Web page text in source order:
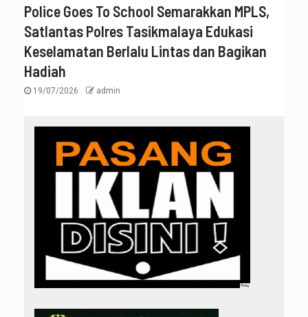
Police Goes To School Semarakkan MPLS,
Satlantas Polres Tasikmalaya Edukasi
Keselamatan Berlalu Lintas dan Bagikan
Hadiah
19/07/2026 admin